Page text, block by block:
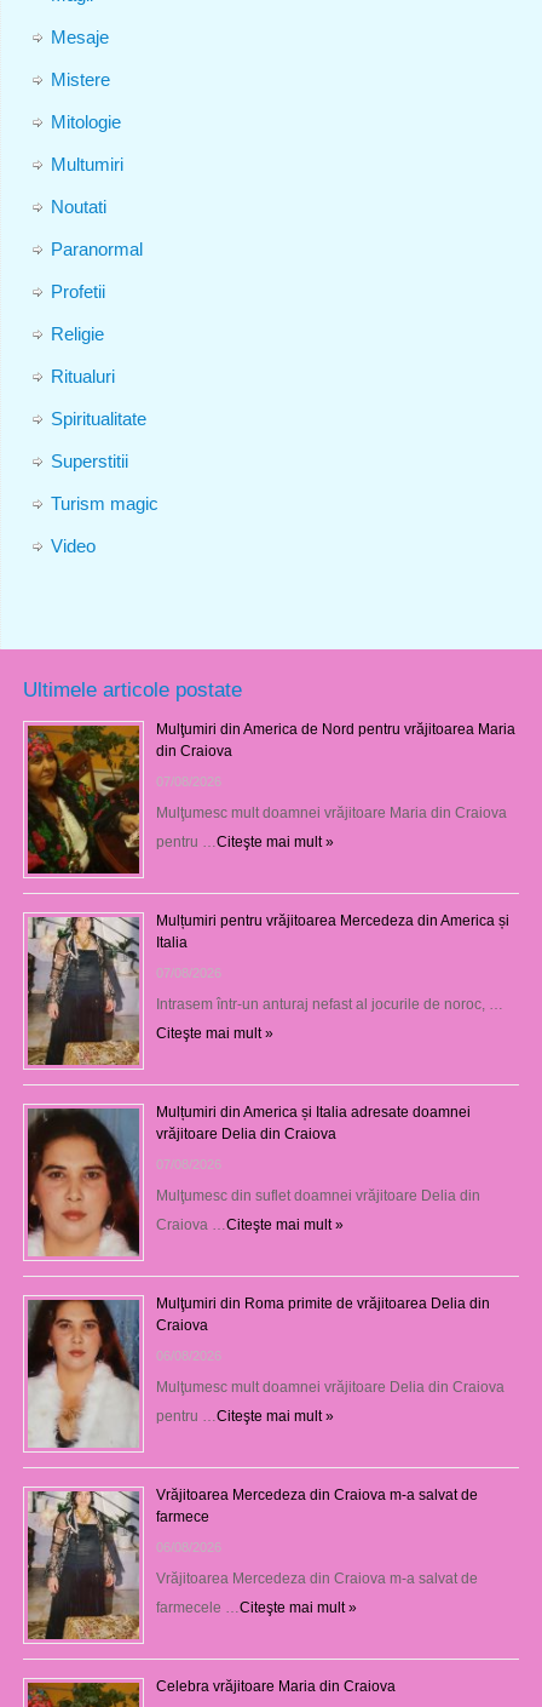
Mesaje
Mistere
Mitologie
Multumiri
Noutati
Paranormal
Profetii
Religie
Ritualuri
Spiritualitate
Superstitii
Turism magic
Video
Ultimele articole postate
Mulţumiri din America de Nord pentru vrăjitoarea Maria
din Craiova
07/08/2026
Mulţumesc mult doamnei vrăjitoare Maria din Craiova
pentru … Citeşte mai mult »
Mulțumiri pentru vrăjitoarea Mercedeza din America și
Italia
07/08/2026
Intrasem într-un anturaj nefast al jocurile de noroc, …
Citeşte mai mult »
Mulțumiri din America și Italia adresate doamnei
vrăjitoare Delia din Craiova
07/08/2026
Mulţumesc din suflet doamnei vrăjitoare Delia din
Craiova … Citeşte mai mult »
Mulţumiri din Roma primite de vrăjitoarea Delia din
Craiova
06/08/2026
Mulţumesc mult doamnei vrăjitoare Delia din Craiova
pentru … Citeşte mai mult »
Vrăjitoarea Mercedeza din Craiova m-a salvat de
farmece
06/08/2026
Vrăjitoarea Mercedeza din Craiova m-a salvat de
farmecele … Citeşte mai mult »
Celebra vrăjitoare Maria din Craiova